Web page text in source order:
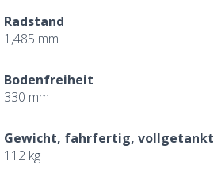
Radstand
1,485 mm
Bodenfreiheit
330 mm
Gewicht, fahrfertig, vollgetankt
112 kg